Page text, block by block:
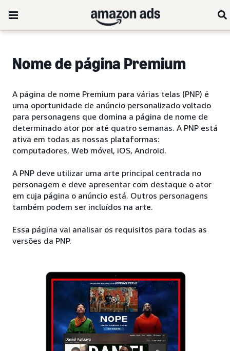
Nome de página Premium
A página de nome Premium para várias telas (PNP) é
uma oportunidade de anúncio personalizado voltado
para personagens que domina a página de nome de
determinado ator por até quatro semanas. A PNP está
ativa em todas as nossas plataformas:
computadores, Web móvel, iOS, Android.
A PNP deve utilizar uma arte principal centrada no
personagem e deve apresentar com destaque o ator
em cuja página o anúncio está. Outros personagens
também podem ser incluídos na arte.
Essa página vai analisar os requisitos para todas as
versões da PNP.